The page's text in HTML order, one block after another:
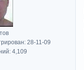
28-11-09
4,109